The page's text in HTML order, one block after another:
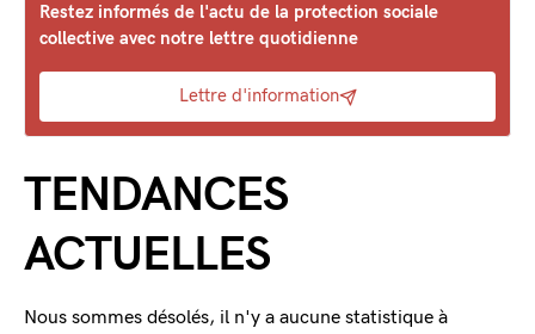
Restez informés de l'actu de la protection sociale
collective avec notre lettre quotidienne
Lettre d'information
TENDANCES
ACTUELLES
Nous sommes désolés, il n'y a aucune statistique à